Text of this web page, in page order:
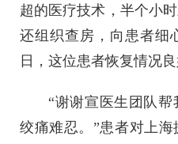
超的医疗技术，半个小
还组织查房，向患者细
日，这位患者恢复情况良
“谢谢宣医生团队
绞痛难忍。”患者对上